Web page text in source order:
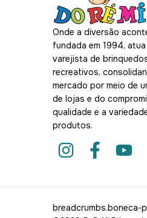
Onde a diversão
fundada em 1994,
varejista de
recreativos,
mercado por meio de
de lojas e do
qualidade e a
produtos.